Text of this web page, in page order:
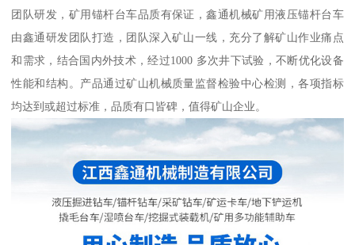
团队研发，矿用锚杆台车品质有保证，鑫通机械矿用液压锚杆台车
由鑫通研发团队打造，团队深入矿山一线，充分了解矿山作业痛点
和需求，结合国内外技术，经过1000 多次井下试验，不断优化设备
性能和结构。产品通过矿山机械质量监督检验中心检测，各项指标
均达到或超过标准，品质有口皆碑，值得矿山企业。